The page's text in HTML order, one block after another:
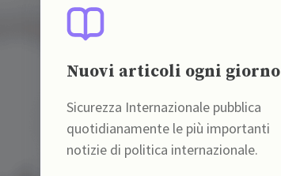
Nuovi articoli ogni giorno
Sicurezza Internazionale pubblica
quotidianamente le più importanti
notizie di politica internazionale.